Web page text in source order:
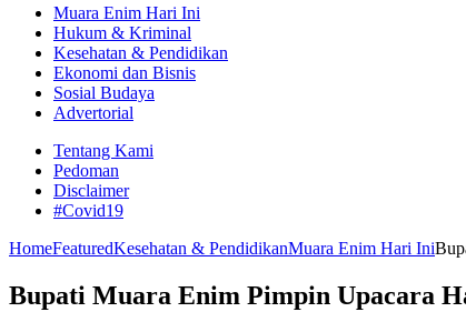
Muara Enim Hari Ini
Hukum & Kriminal
Kesehatan & Pendidikan
Ekonomi dan Bisnis
Sosial Budaya
Advertorial
Tentang Kami
Pedoman
Disclaimer
#Covid19
HomeFeaturedKesehatan & PendidikanMuara Enim Hari Ini
Bupati Muara Enim Pimpin Upacara